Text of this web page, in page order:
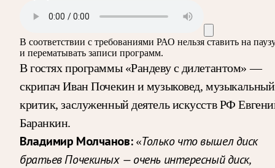
В соответствии с требованиями РАО нельзя ставить на
и перематывать записи программ.
В гостях программы «Рандеву с дилетантом» —
скрипач Иван Почекин и музыковед, музыкальный
критик, заслуженный деятель искусств РФ
Баранкин.
Владимир Молчанов:«Только что вышел диск
братьев Почекиных — очень интересный диск,